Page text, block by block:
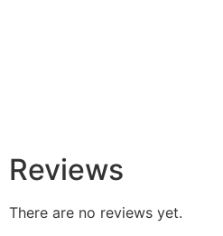
Reviews
There are no reviews yet.